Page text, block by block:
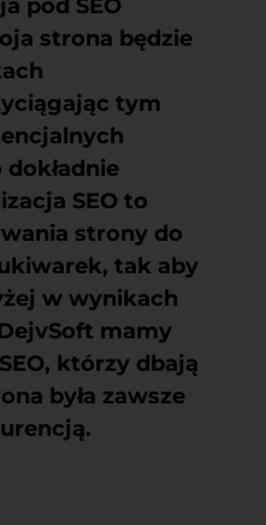
pod SEO
strona będzie
tym
SEO to
strony do
tak aby
w wynikach
mamy
którzy dbają
była zawsze